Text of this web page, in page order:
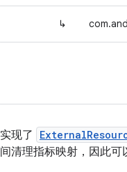
↳
实现了
间清理指标映射，因此可